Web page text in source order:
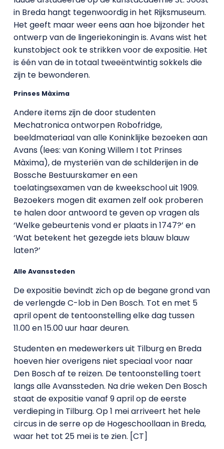
in Breda hangt tegenwoordig in het Rijksmuseum.
Het geeft maar weer eens aan hoe bijzonder het
ontwerp van de lingeriekoningin is. Avans wist het
kunstobject ook te strikken voor de expositie. Het
is één van de in totaal tweeëntwintig sokkels die
zijn te bewonderen.
Prinses Màxima
Andere items zijn de door studenten
Mechatronica ontworpen Robofridge,
beeldmateriaal van alle Koninklijke bezoeken aan
Avans (lees: van Koning Willem I tot Prinses
Màxima), de mysteriën van de schilderijen in de
Bossche Bestuurskamer en een
toelatingsexamen van de kweekschool uit 1909.
Bezoekers mogen dit examen zelf ook proberen
te halen door antwoord te geven op vragen als
‘Welke gebeurtenis vond er plaats in 1747?’ en
‘Wat betekent het gezegde iets blauw blauw
laten?’
Alle Avanssteden
De expositie bevindt zich op de begane grond van
de verlengde C-lob in Den Bosch. Tot en met 5
april opent de tentoonstelling elke dag tussen
11.00 en 15.00 uur haar deuren.
Studenten en medewerkers uit Tilburg en Breda
hoeven hier overigens niet speciaal voor naar
Den Bosch af te reizen. De tentoonstelling toert
langs alle Avanssteden. Na drie weken Den Bosch
staat de expositie vanaf 9 april op de eerste
verdieping in Tilburg. Op 1 mei arriveert het hele
circus in de serre op de Hogeschoollaan in Breda,
waar het tot 25 mei is te zien. [CT]